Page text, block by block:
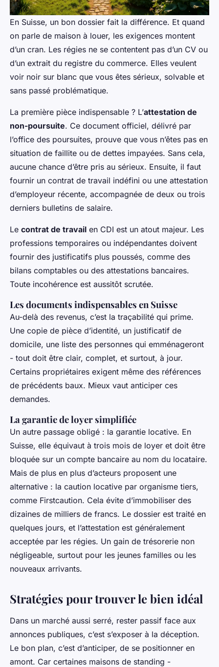
En Suisse, un bon dossier fait la différence. Et quand
on parle de maison à louer, les exigences montent
d’un cran. Les régies ne se contentent pas d’un CV ou
d’un extrait du registre du commerce. Elles veulent
voir noir sur blanc que vous êtes sérieux, solvable et
sans passé problématique.
La première pièce indispensable ? L’attestation de
non-poursuite. Ce document officiel, délivré par
l’office des poursuites, prouve que vous n’êtes pas en
situation de faillite ou de dettes impayées. Sans cela,
aucune chance d’être pris au sérieux. Ensuite, il faut
fournir un contrat de travail indéfini ou une attestation
d’employeur récente, accompagnée de deux ou trois
derniers bulletins de salaire.
Le contrat de travail en CDI est un atout majeur. Les
professions temporaires ou indépendantes doivent
fournir des justificatifs plus poussés, comme des
bilans comptables ou des attestations bancaires.
Toute incohérence est aussitôt scrutée.
Les documents indispensables en Suisse
Au-delà des revenus, c’est la traçabilité qui prime.
Une copie de pièce d’identité, un justificatif de
domicile, une liste des personnes qui emménageront
- tout doit être clair, complet, et surtout, à jour.
Certains propriétaires exigent même des références
de précédents baux. Mieux vaut anticiper ces
demandes.
La garantie de loyer simplifiée
Un autre passage obligé : la garantie locative. En
Suisse, elle équivaut à trois mois de loyer et doit être
bloquée sur un compte bancaire au nom du locataire.
Mais de plus en plus d’acteurs proposent une
alternative : la caution locative par organisme tiers,
comme Firstcaution. Cela évite d’immobiliser des
dizaines de milliers de francs. Le dossier est traité en
quelques jours, et l’attestation est généralement
acceptée par les régies. Un gain de trésorerie non
négligeable, surtout pour les jeunes familles ou les
nouveaux arrivants.
Stratégies pour trouver le bien idéal
Dans un marché aussi serré, rester passif face aux
annonces publiques, c’est s’exposer à la déception.
Le bon plan, c’est d’anticiper, de se positionner en
amont. Car certaines maisons de standing -